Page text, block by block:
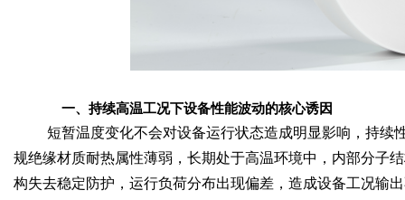
一、持续高温工况下设备性能波动的核心诱因
短暂温度变化不会对设备运行状态造成明显影响，持续
规绝缘材质耐热属性薄弱，长期处于高温环境中，内部分子
构失去稳定防护，运行负荷分布出现偏差，造成设备工况输